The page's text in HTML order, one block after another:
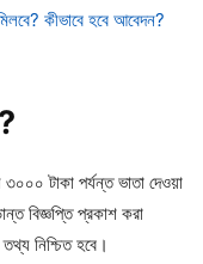
কীভাবে হবে আবেদন?
টাকা পর্যন্ত ভাতা দেওয়া
বিজ্ঞপ্তি প্রকাশ করা
নিশ্চিত হবে।